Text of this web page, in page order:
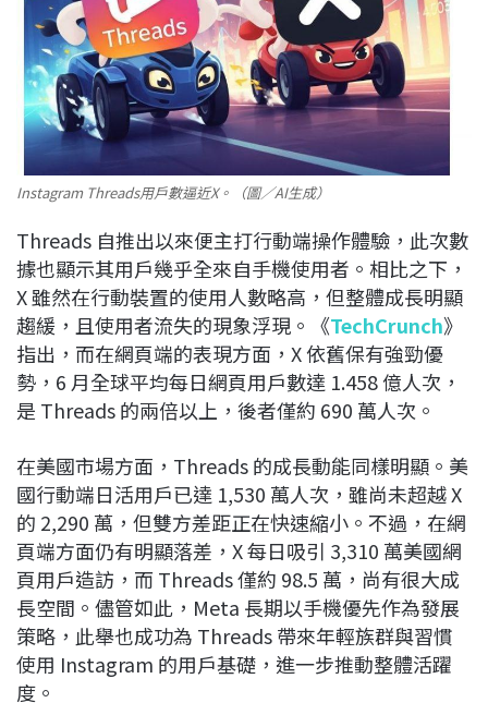
Instagram Threads用戶數逼近X。（圖／AI生成）
Threads 自推出以來便主打行動端操作體驗，此次數
據也顯示其用戶幾乎全來自手機使用者。相比之下，
X 雖然在行動裝置的使用人數略高，但整體成長明顯
趨緩，且使用者流失的現象浮現。《TechCrunch》
指出，而在網頁端的表現方面，X 依舊保有強勁優
勢，6 月全球平均每日網頁用戶數達 1.458 億人次，
是 Threads 的兩倍以上，後者僅約 690 萬人次。
在美國市場方面，Threads 的成長動能同樣明顯。美
國行動端日活用戶已達 1,530 萬人次，雖尚未超越 X
的 2,290 萬，但雙方差距正在快速縮小。不過，在網
頁端方面仍有明顯落差，X 每日吸引 3,310 萬美國網
頁用戶造訪，而 Threads 僅約 98.5 萬，尚有很大成
長空間。儘管如此，Meta 長期以手機優先作為發展
策略，此舉也成功為 Threads 帶來年輕族群與習慣
使用 Instagram 的用戶基礎，進一步推動整體活躍
度。